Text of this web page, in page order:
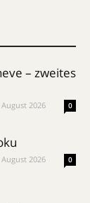
– zweites
August 2026 0
August 2026 0